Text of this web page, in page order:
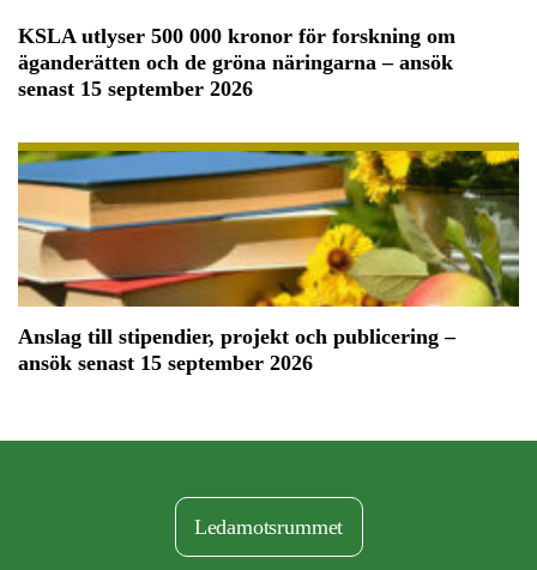
KSLA utlyser 500 000 kronor för forskning om
äganderätten och de gröna näringarna – ansök
senast 15 september 2026
Anslag till stipendier, projekt och publicering –
ansök senast 15 september 2026
Ledamotsrummet